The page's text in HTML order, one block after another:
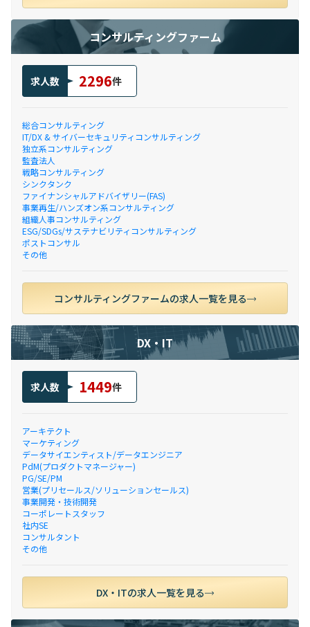
コンサルティングファーム
求人数 2296件
総合コンサルティング
IT/DX & サイバーセキュリティコンサルティング
独立系コンサルティング
監査法人
戦略コンサルティング
シンクタンク
ファイナンシャルアドバイザリー(FAS)
事業再生/ハンズオン系コンサルティング
組織人事コンサルティング
ESG/SDGs/サステナビリティコンサルティング
ポストコンサル
その他
コンサルティングファームの求人一覧を見る
DX・IT
求人数 1449件
アーキテクト
マーケティング
データサイエンティスト/データエンジニア
PdM(プロダクトマネージャー)
PG/SE/PM
営業(プリセールス/ソリューションセールス)
事業開発・技術開発
コーポレートスタッフ
社内SE
コンサルタント
その他
DX・ITの求人一覧を見る